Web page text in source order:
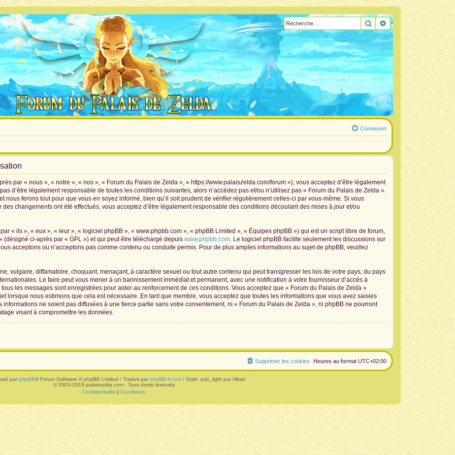
RechercherRecherche avancée
Connexion
par « nous », « notre », « nos », « Forum du Palais de Zelda », « https://www.palaiszelda.com/forum »), vous acceptez d’être légalement
d’être légalement responsable de toutes les conditions suivantes, alors n’accédez pas et/ou n’utilisez pas « Forum du Palais de Zelda ».
nous ferons tout pour que vous en soyez informé, bien qu’il soit prudent de vérifier régulièrement celles-ci par vous-même. Si vous
changements ont été effectués, vous acceptez d’être légalement responsable des conditions découlant des mises à jour et/ou
« ils », « eux », « leur », « logiciel phpBB », « www.phpbb.com », « phpBB Limited », « Équipes phpBB ») qui est un script libre de forum,
(désigné ci-après par « GPL ») et qui peut être téléchargé depuis www.phpbb.com. Le logiciel phpBB facilite seulement les discussions sur
acceptons ou n’acceptons pas comme contenu ou conduite permis. Pour de plus amples informations au sujet de phpBB, veuillez
vulgaire, diffamatoire, choquant, menaçant, à caractère sexuel ou tout autre contenu qui peut transgresser les lois de votre pays, du pays
Le faire peut vous mener à un bannissement immédiat et permanent, avec une notification à votre fournisseur d’accès à
les messages sont enregistrées pour aider au renforcement de ces conditions. Vous acceptez que « Forum du Palais de Zelda »
lorsque nous estimons que cela est nécessaire. En tant que membre, vous acceptez que toutes les informations que vous avez saisies
ne soient pas diffusées à une tierce partie sans votre consentement, ni « Forum du Palais de Zelda », ni phpBB ne pourront
visant à compromettre les données.
Heures au format UTC+02:00
Supprimer les cookies
par phpBB® Forum Software © phpBB Limited / Traduit par phpBB-fr.com/ Style: pdz_light par Hikari
© 2003-2019 palaiszelda.com - Tous droits réservés
Confidentialité | Conditions